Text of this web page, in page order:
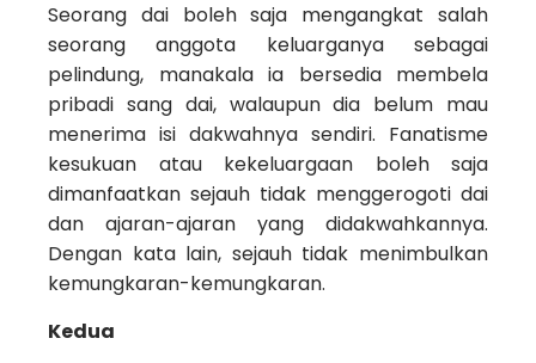
Seorang dai boleh saja mengangkat salah
seorang anggota keluarganya sebagai
pelindung, manakala ia bersedia membela
pribadi sang dai, walaupun dia belum mau
menerima isi dakwahnya sendiri. Fanatisme
kesukuan atau kekeluargaan boleh saja
dimanfaatkan sejauh tidak menggerogoti dai
dan ajaran-ajaran yang didakwahkannya.
Dengan kata lain, sejauh tidak menimbulkan
kemungkaran-­kemungkaran.
Kedua